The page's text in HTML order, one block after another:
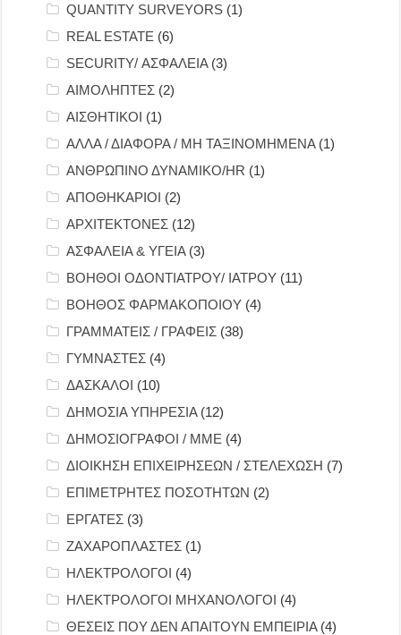
QUANTITY SURVEYORS (1)
REAL ESTATE (6)
SECURITY/ ΑΣΦΑΛΕΙΑ(3)
ΑΙΜΟΛΗΠΤΕΣ (2)
ΑΙΣΘΗΤΙΚΟΙ (1)
ΑΛΛΑ / ΔΙΑΦΟΡΑ / ΜΗ ΤΑΞΙΝΟΜΗΜΕΝΑ(1)
ΑΝΘΡΩΠΙΝΟ ΔΥΝΑΜΙΚΟ/HR (1)
ΑΠΟΘΗΚΑΡΙΟΙ (2)
ΑΡΧΙΤΕΚΤΟΝΕΣ (12)
ΑΣΦΑΛΕΙΑ & ΥΓΕΙΑ(3)
ΒΟΗΘΟΙ ΟΔΟΝΤΙΑΤΡΟΥ/ ΙΑΤΡΟΥ (11)
ΒΟΗΘΟΣ ΦΑΡΜΑΚΟΠΟΙΟΥ (4)
ΓΡΑΜΜΑΤΕΙΣ / ΓΡΑΦΕΙΣ (38)
ΓΥΜΝΑΣΤΕΣ (4)
ΔΑΣΚΑΛΟΙ (10)
ΔΗΜΟΣΙΑ ΥΠΗΡΕΣΙΑ(12)
ΔΗΜΟΣΙΟΓΡΑΦΟΙ / ΜΜΕ (4)
ΔΙΟΙΚΗΣΗ ΕΠΙΧΕΙΡΗΣΕΩΝ / ΣΤΕΛΕΧΩΣΗ (7)
ΕΠΙΜΕΤΡΗΤΕΣ ΠΟΣΟΤΗΤΩΝ (2)
ΕΡΓΑΤΕΣ (3)
ΖΑΧΑΡΟΠΛΑΣΤΕΣ (1)
ΗΛΕΚΤΡΟΛΟΓΟΙ (4)
ΗΛΕΚΤΡΟΛΟΓΟΙ ΜΗΧΑΝΟΛΟΓΟΙ (4)
ΘΕΣΕΙΣ ΠΟΥ ΔΕΝ ΑΠΑΙΤΟΥΝ ΕΜΠΕΙΡΙΑ(4)